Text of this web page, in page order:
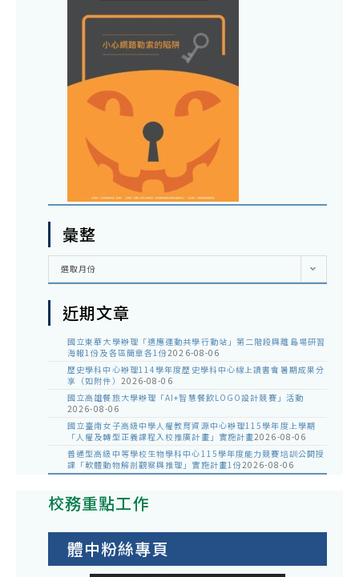
彙整
彙
選取月份
近期文章
國立東華大學辦理「適應運動共學行動站」第二階段與離島場研習
海報1份及各區簡章各1份2026-08-06
歷史學科中心辦理114學年度歷史學科中心線上讀書會暑期成果分
享（如附件） 2026-08-06
國立高雄餐旅大學辦理「AI+智慧餐飲LOGO設計競賽」活動
2026-08-06
國立臺南女子高級中學人權教育資源中心辦理115學年度上學期
「人權及轉型正義課程入校推廣計畫」實施計畫2026-08-06
普通型高級中等學校生物學科中心115學年度能力競賽培訓公開授
課「軟體動物解剖觀察與推理」實施計畫1份2026-08-06
校務重點工作
體中粉絲專頁